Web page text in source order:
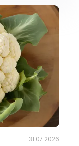
31.07.2026